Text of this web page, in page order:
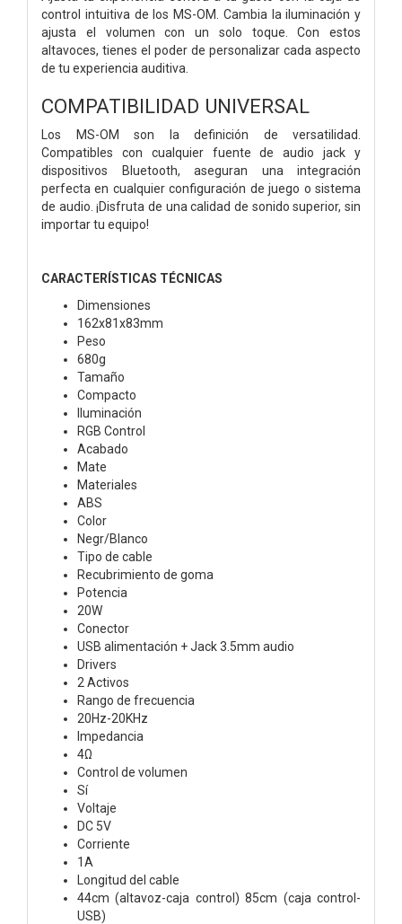
control intuitiva de los MS-OM. Cambia la iluminación y
ajusta el volumen con un solo toque. Con estos
altavoces, tienes el poder de personalizar cada aspecto
de tu experiencia auditiva.
COMPATIBILIDAD UNIVERSAL
Los MS-OM son la definición de versatilidad.
Compatibles con cualquier fuente de audio jack y
dispositivos Bluetooth, aseguran una integración
perfecta en cualquier configuración de juego o sistema
de audio. ¡Disfruta de una calidad de sonido superior, sin
importar tu equipo!
CARACTERÍSTICAS TÉCNICAS
Dimensiones
162x81x83mm
Peso
680g
Tamaño
Compacto
Iluminación
RGB Control
Acabado
Mate
Materiales
ABS
Color
Negr/Blanco
Tipo de cable
Recubrimiento de goma
Potencia
20W
Conector
USB alimentación + Jack 3.5mm audio
Drivers
2 Activos
Rango de frecuencia
20Hz-20KHz
Impedancia
4Ω
Control de volumen
Sí
Voltaje
DC 5V
Corriente
1A
Longitud del cable
44cm (altavoz-caja control) 85cm (caja control-
USB)